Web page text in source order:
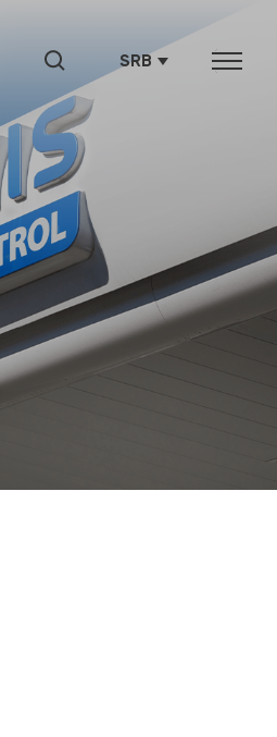
SRB